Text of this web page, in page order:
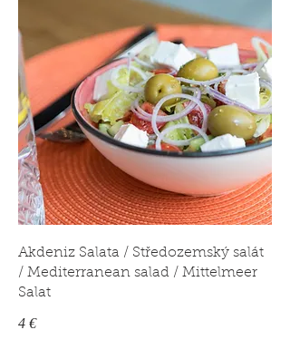
Akdeniz Salata / Středozemský salát
/ Mediterranean salad / Mittelmeer
Salat
4 €